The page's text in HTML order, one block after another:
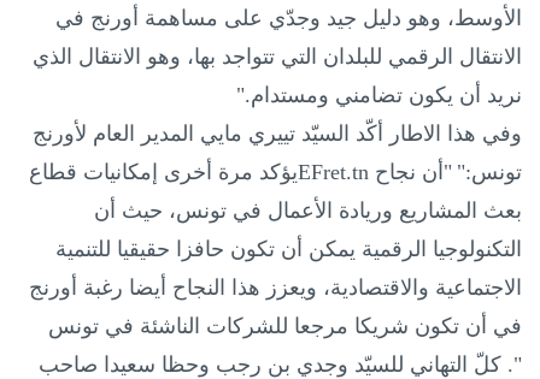
الأوسط، وهو دليل جيد وجدّي على مساهمة أورنج في
الانتقال الرقمي للبلدان التي تتواجد بها، وهو الانتقال الذي
نريد أن يكون تضامني ومستدام."
وفي هذا الاطار أكّد السيّد تييري مايي المدير العام لأورنج
تونس:" "أن نجاح EFret.tnيؤكد مرة أخرى إمكانيات قطاع
بعث المشاريع وريادة الأعمال في تونس، حيث أن
التكنولوجيا الرقمية يمكن أن تكون حافزا حقيقيا للتنمية
الاجتماعية والاقتصادية، ويعزز هذا النجاح أيضا رغبة أورنج
في أن تكون شريكا مرجعا للشركات الناشئة في تونس
". كلّ التهاني للسيّد وجدي بن رجب وحظا سعيدا صاحب